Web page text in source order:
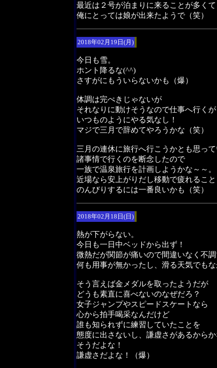
最近は２号が泊まりに来ることが多くて
俺にとっては娘が出来たようで（笑）
2018年02月19日(月)
今日も雪。
ホント降るな(^^)
さすがにもういらないかも（爆）
体調は完ぺきじゃないが
それなりに動けそうなので仕事へ行くが
いつものようにやる気なし！
マジで三月で辞めてやろうかな（笑）
三月の連休に旅行へ行こうかとも思っ
諸事情で行くのを断念したので
一族で温泉旅行を計画しようかな～～。
近場なら安上がりだし移動で疲れるこ
のんびりするには一番良いかも（笑）
2018年02月18日(日)
熱が下がらない。
今日も一日中ベッドから出ず！
微熱だが関節が痛いので間違いなく不
何も用事が無かったし、滑る天気でも
そう言えば金メダルを取ったようだが
どうも素直に喜べないのなぜだろ？
女子ジャンプやスピードスケートなら
心から拍手喝采なんだけど
誰も知られずに練習していたことを
態度に出さないし、謙虚さがあるから
そうだよな！
謙虚さだよな！（爆）